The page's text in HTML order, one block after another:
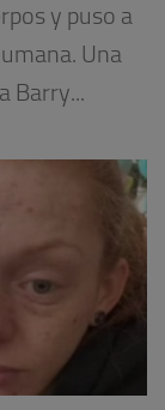
y puso a
Una
Barry...